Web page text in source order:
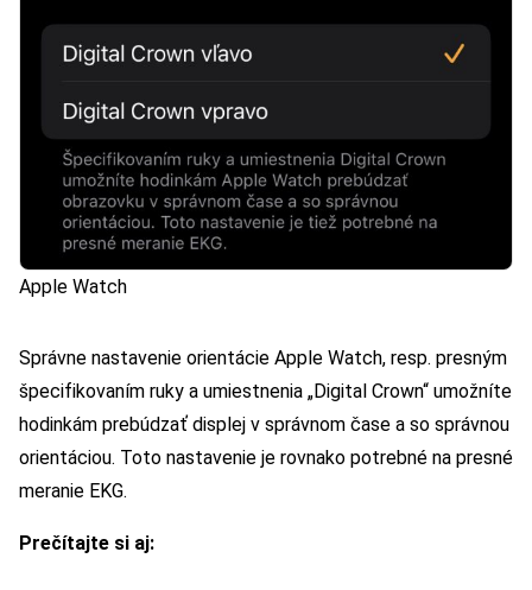
Apple Watch
Správne nastavenie orientácie Apple Watch, resp. presným
špecifikovaním ruky a umiestnenia „Digital Crown“ umožníte
hodinkám prebúdzať displej v správnom čase a so správnou
orientáciou. Toto nastavenie je rovnako potrebné na presné
meranie EKG.
Prečítajte si aj: